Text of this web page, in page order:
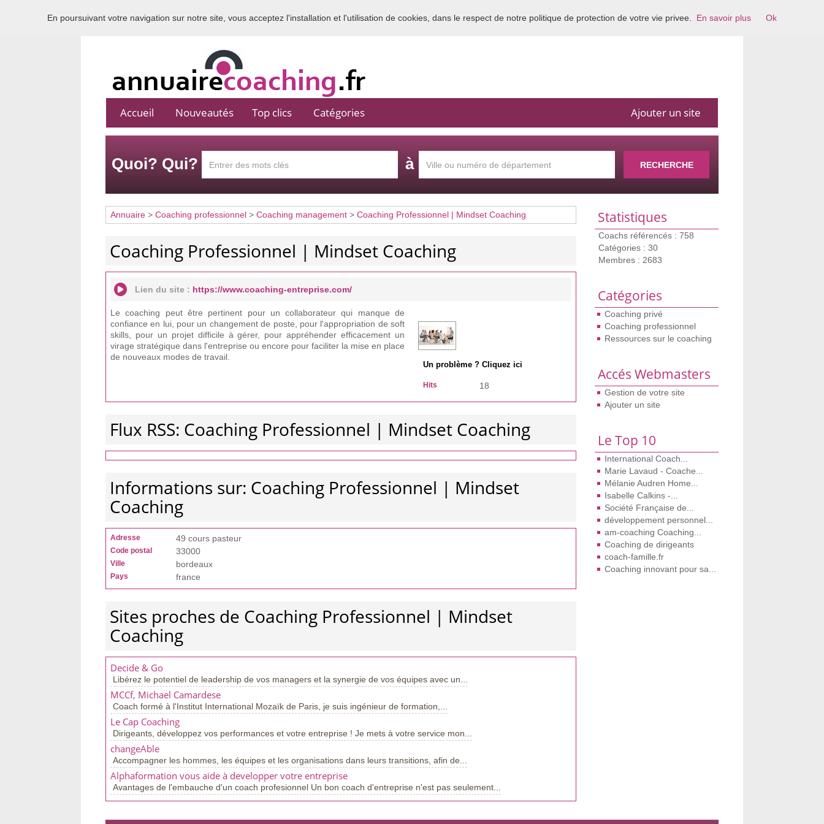
Bienvenue sur l'annuaire du coaching en France
Accueil Nouveautés Top clics Catégories Ajouter un site
Quoi? Qui? à RECHERCHE
Statistiques
Coachs référencés : 758
Catégories : 30
Membres : 2683
Catégories
Coaching privé
Coaching professionnel
Ressources sur le coaching
Accés Webmasters
Gestion de votre site
Ajouter un site
Le Top 10
International Coach...
Marie Lavaud - Coache...
Mélanie Audren Home...
Isabelle Calkins -...
Société Française de...
développement personnel...
am-coaching Coaching...
Coaching de dirigeants
coach-famille.fr
Coaching innovant pour sa...
Annuaire > Coaching professionnel > Coaching management > Coaching Professionnel | Mindset Coaching
Coaching Professionnel | Mindset Coaching
Lien du site : https://www.coaching-entreprise.com/
Le coaching peut être pertinent pour un collaborateur qui manque de
confiance en lui, pour un changement de poste, pour l'appropriation de soft
skills, pour un projet difficile à gérer, pour appréhender efficacement un
virage stratégique dans l'entreprise ou encore pour faciliter la mise en place
de nouveaux modes de travail.
Un problème ? Cliquez ici
Hits 18
Flux RSS: Coaching Professionnel | Mindset Coaching
Informations sur: Coaching Professionnel | Mindset
Coaching
Adresse 49 cours pasteur
Code postal 33000
Ville bordeaux
Pays france
Sites proches de Coaching Professionnel | Mindset
Coaching
Decide & Go
Libérez le potentiel de leadership de vos managers et la synergie de vos équipes avec un...
MCCf, Michael Camardese
Coach formé à l'Institut International Mozaïk de Paris, je suis ingénieur de formation,...
Le Cap Coaching
Dirigeants, développez vos performances et votre entreprise ! Je mets à votre service mon...
changeAble
Accompagner les hommes, les équipes et les organisations dans leurs transitions, afin de...
Alphaformation vous aide à developper votre entreprise
Avantages de l'embauche d'un coach profesionnel Un bon coach d'entreprise n'est pas seulement...
En poursuivant votre navigation sur notre site, vous acceptez l'installation et l'utilisation de cookies, dans le respect de notre politique de protection de votre vie privee. En savoir plus Ok